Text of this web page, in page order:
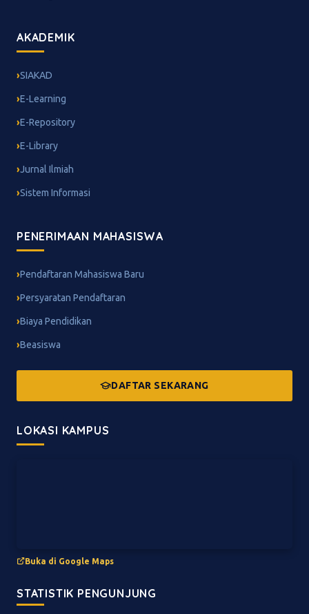
AKADEMIK
SIAKAD
E-Learning
E-Repository
E-Library
Jurnal Ilmiah
Sistem Informasi
PENERIMAAN MAHASISWA
Pendaftaran Mahasiswa Baru
Persyaratan Pendaftaran
Biaya Pendidikan
Beasiswa
DAFTAR SEKARANG
LOKASI KAMPUS
Buka di Google Maps
STATISTIK PENGUNJUNG